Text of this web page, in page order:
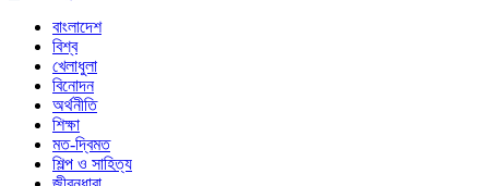
বাংলাদেশ
বিশ্ব
খেলাধুলা
বিনোদন
অর্থনীতি
শিক্ষা
মত-দ্বিমত
শিল্প ও সাহিত্য